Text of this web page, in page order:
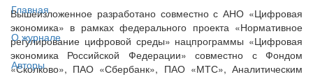
Главная
О журнале
Авторы
Вышеизложенное разработано совместно с АНО «Цифровая
экономика» в рамках федерального проекта «Нормативное
регулирование цифровой среды» нацпрограммы «Цифровая
экономика Российской Федерации» совместно с Фондом
«Сколково», ПАО «Сбербанк», ПАО «МТС», Аналитическим